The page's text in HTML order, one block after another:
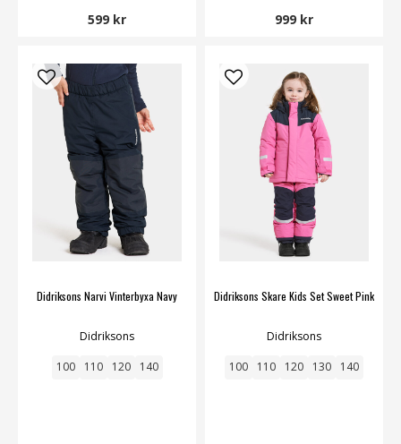
599 kr 999 kr
Didriksons Narvi Vinterbyxa Navy
Didriksons
100 110 120 140
Didriksons Skare Kids Set Sweet Pink
Didriksons
100 110 120 130 140